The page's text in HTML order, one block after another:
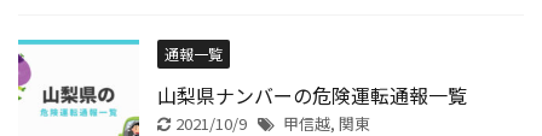
通報一覧
山梨県ナンバーの危険運転通報一覧
2021/10/9 甲信越, 関東